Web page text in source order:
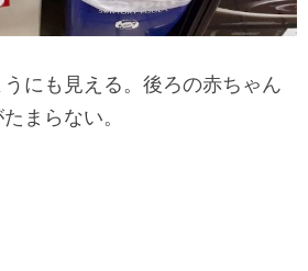
にも見える。後ろの赤ちゃん
まらない。